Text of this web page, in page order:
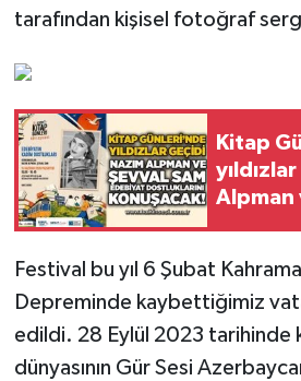
tarafından kişisel fotoğraf
Kitap
Alpman
Festival bu yıl 6 Şubat
Depreminde kaybettiğimiz
edildi. 28 Eylül 2023 tarihinde
dünyasının Gür Sesi
MAGAZİN
Resmi İlan
Röportaj
SİYASET
Spor